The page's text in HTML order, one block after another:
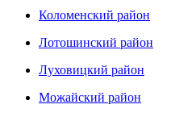
Коломенский район
Лотошинский район
Луховицкий район
Можайский район